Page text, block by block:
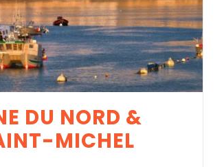
DU NORD &
MICHEL